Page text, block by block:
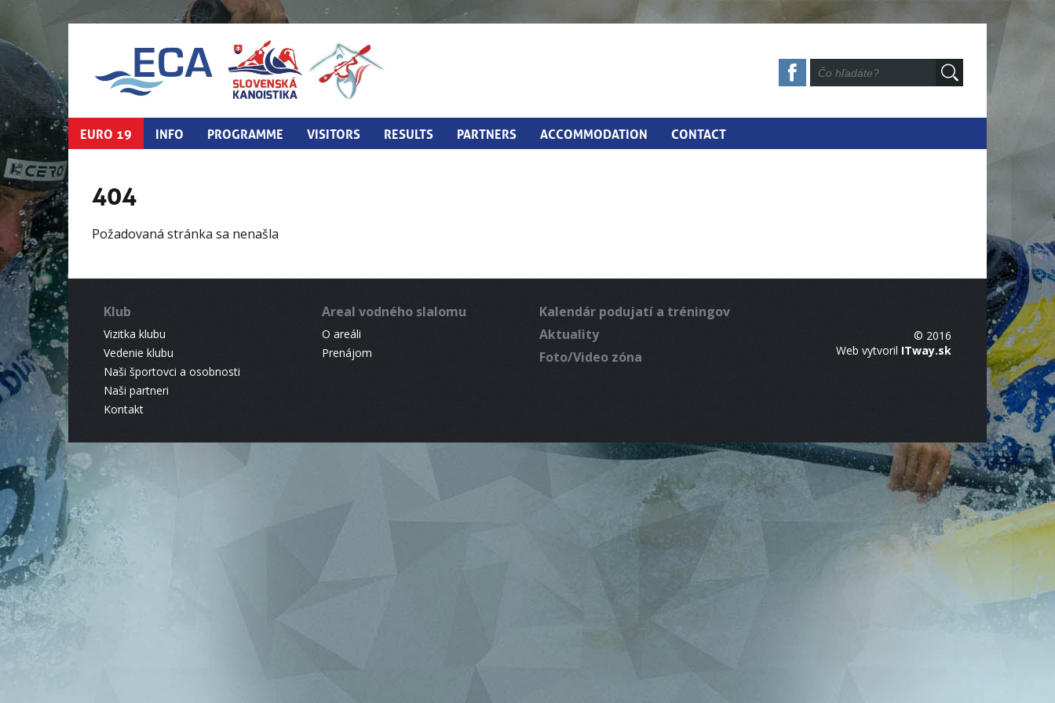
EURO 19 INFO PROGRAMME VISITORS RESULTS PARTNERS ACCOMMODATION CONTACT
404
Požadovaná stránka sa nenašla
Klub
Vizitka klubu
Vedenie klubu
Naši športovci a osobnosti
Naši partneri
Kontakt
Areal vodného slalomu
O areáli
Prenájom
Kalendár podujatí a tréningov
Aktuality
Foto/Video zóna
© 2016
Web vytvoril ITway.sk